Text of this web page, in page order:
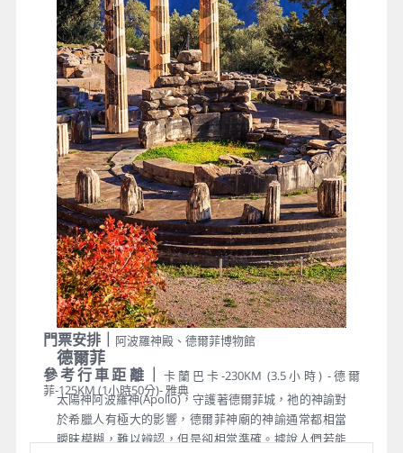
中，宙斯從世界的兩端各派出一隻老鷹，向世界的中心
飛去，他們就在德爾菲相遇，因而這裡成為世界的中
心。這裡也是古代最馳名也最受尊崇的神諭遺址。
德爾菲
太陽神阿波羅神(Apollo)，守護著德爾菲城，祂的神諭對
於希臘人有極大的影響，德爾菲神廟的神諭通常都相當
曖昧模糊，難以辨認，但是卻相當準確。據說人們若能
門票安排｜ 阿波羅神殿、德爾菲博物館
參考行車距離｜
卡蘭巴卡-230KM (3.5小時) -德爾
菲-125KM (1小時50分)- 雅典